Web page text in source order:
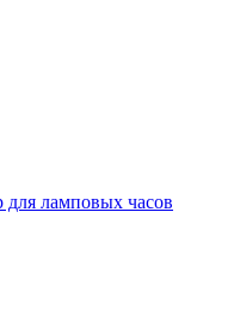
ламповых часов